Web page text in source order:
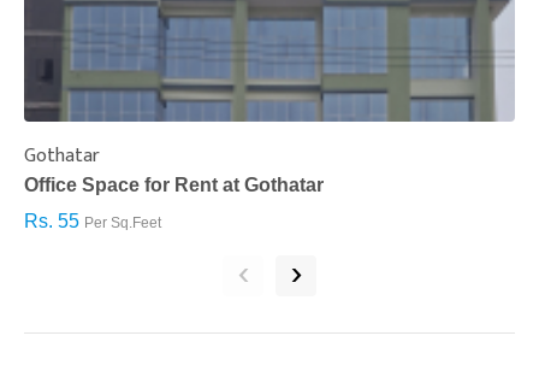
Gothatar
Office Space for Rent at Gothatar
Rs. 55 Per Sq.Feet
‹ ›